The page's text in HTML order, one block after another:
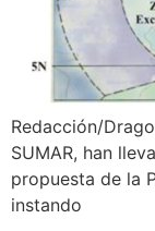
Redacción/
SUMAR, han
propuesta de la
instando